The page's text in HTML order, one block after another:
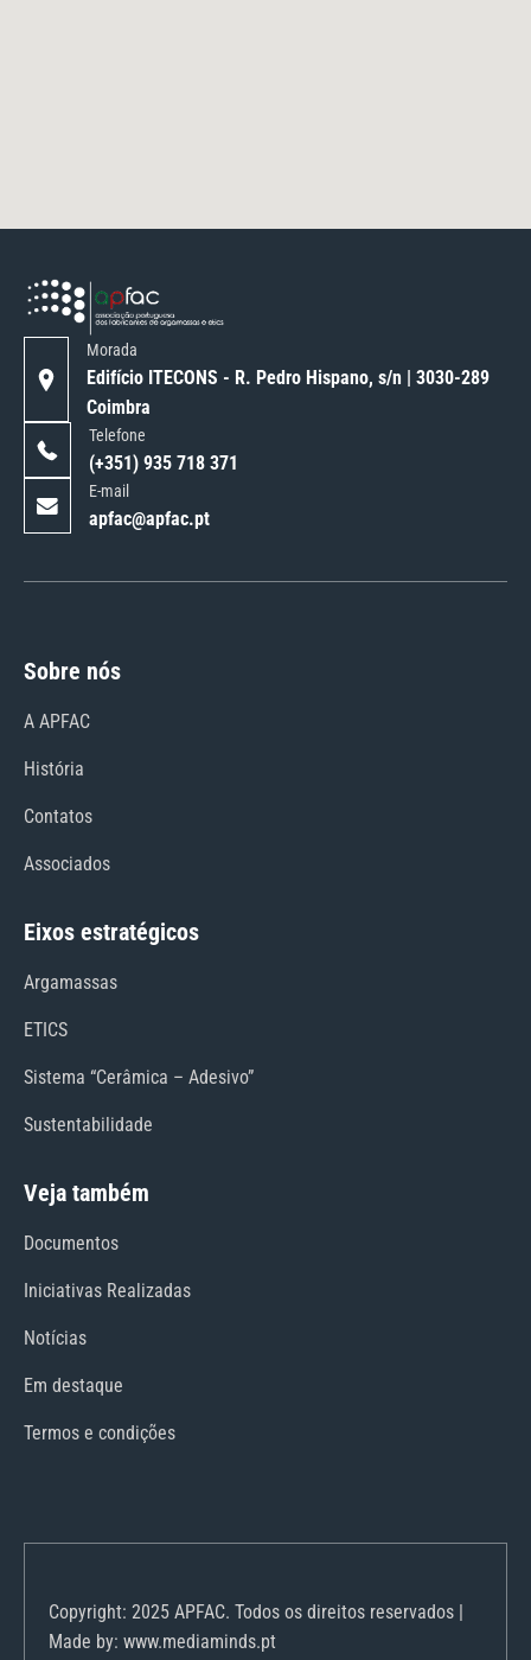
Morada
Edifício ITECONS - R. Pedro Hispano, s/n | 3030-289
Coimbra
Telefone
(+351) 935 718 371
E-mail
apfac@apfac.pt
Sobre nós
A APFAC
História
Contatos
Associados
Eixos estratégicos
Argamassas
ETICS
Sistema “Cerâmica – Adesivo”
Sustentabilidade
Veja também
Documentos
Iniciativas Realizadas
Notícias
Em destaque
Termos e condições
Copyright: 2025 APFAC. Todos os direitos reservados |
Made by: www.mediaminds.pt